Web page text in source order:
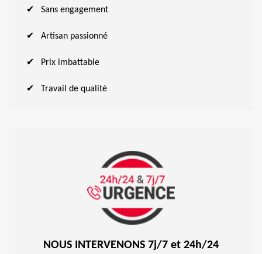
Sans engagement
Artisan passionné
Prix imbattable
Travail de qualité
NOUS INTERVENONS 7j/7 et 24h/24